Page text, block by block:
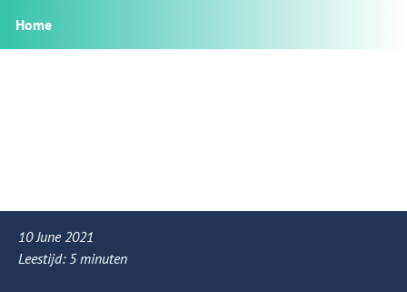
Home
10 June 2021
Leestijd: 5 minuten